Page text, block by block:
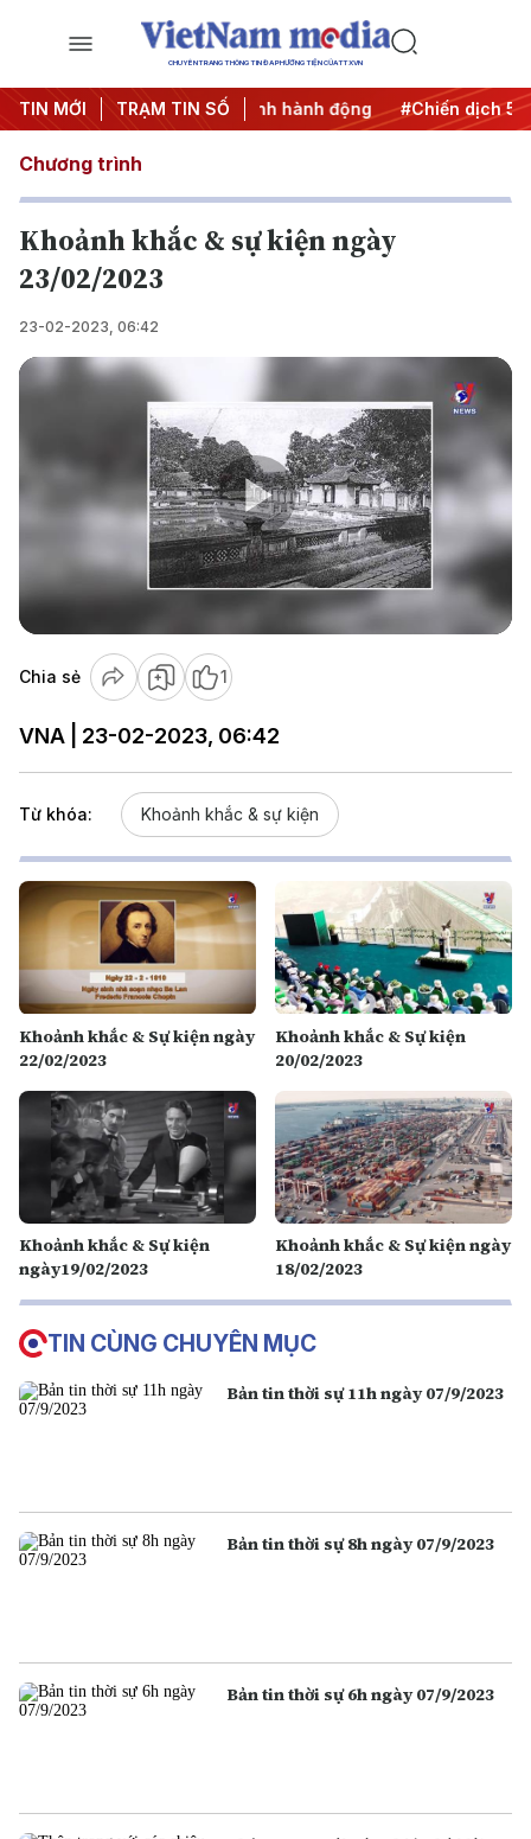
CHUYÊN TRANG THÔNG TIN ĐA PHƯƠNG TIỆN CỦA TTXVN
TIN MỚI TRẠM TIN SỐ
#Đưa Nghị quyết thành hành động #Chiến dịch 500 ngày
Chương trình
Khoảnh khắc & sự kiện ngày
23/02/2023
23-02-2023, 06:42
Play
Video
Chia sẻ 1
VNA | 23-02-2023, 06:42
Từ khóa: Khoảnh khắc & sự kiện
Khoảnh khắc & Sự kiện ngày
22/02/2023
Khoảnh khắc & Sự kiện
20/02/2023
Khoảnh khắc & Sự kiện
ngày19/02/2023
Khoảnh khắc & Sự kiện ngày
18/02/2023
TIN CÙNG CHUYÊN MỤC
Bản tin thời sự 11h ngày 07/9/2023
Bản tin thời sự 8h ngày 07/9/2023
Bản tin thời sự 6h ngày 07/9/2023